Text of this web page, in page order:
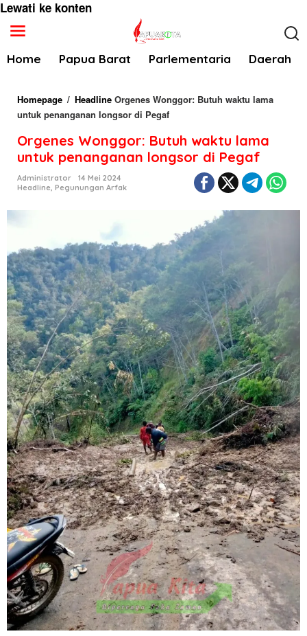
Lewati ke konten
Home Papua Barat Parlementaria Daerah
Homepage / Headline Orgenes Wonggor: Butuh waktu lama
untuk penanganan longsor di Pegaf
Orgenes Wonggor: Butuh waktu lama
untuk penanganan longsor di Pegaf
Administrator
14 Mei 2024
Headline, Pegunungan Arfak